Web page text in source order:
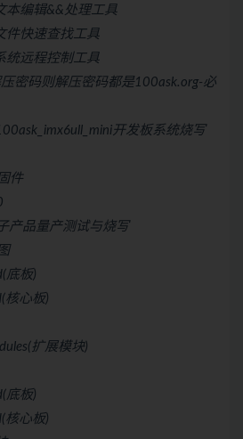
本编辑&&处理工具
件快速查找工具
统远程控制工具
密码则解压密码都是100ask.org-必
开发板系统烧写
件
产品量产测试与烧写
底板)
核心板)
扩展模块)
底板)
核心板)